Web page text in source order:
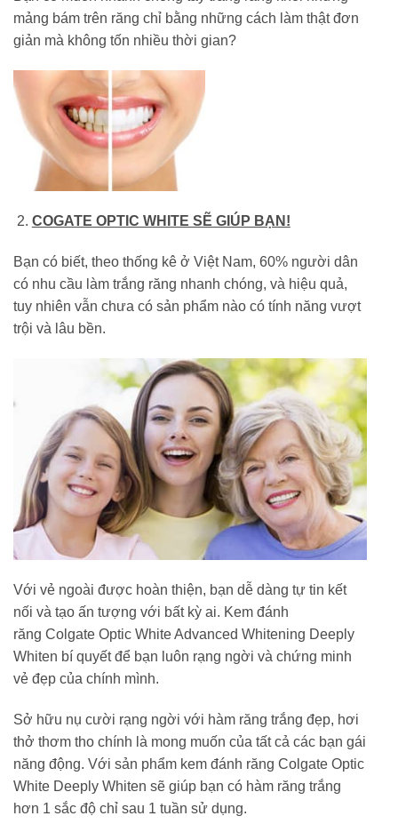
mảng bám trên răng chỉ bằng những cách làm thật đơn
giản mà không tốn nhiều thời gian?
COGATE OPTIC WHITE SẼ GIÚP BẠN!
Bạn có biết, theo thống kê ở Việt Nam, 60% người dân
có nhu cầu làm trắng răng nhanh chóng, và hiệu quả,
tuy nhiên vẫn chưa có sản phẩm nào có tính năng vượt
trội và lâu bền.
Với vẻ ngoài được hoàn thiện, bạn dễ dàng tự tin kết
nối và tạo ấn tượng với bất kỳ ai. Kem đánh
răng Colgate Optic White Advanced Whitening Deeply
Whiten bí quyết để bạn luôn rạng ngời và chứng minh
vẻ đẹp của chính mình.
Sở hữu nụ cười rạng ngời với hàm răng trắng đẹp, hơi
thở thơm tho chính là mong muốn của tất cả các bạn gái
năng động. Với sản phẩm kem đánh răng Colgate Optic
White Deeply Whiten sẽ giúp bạn có hàm răng trắng
hơn 1 sắc độ chỉ sau 1 tuần sử dụng.